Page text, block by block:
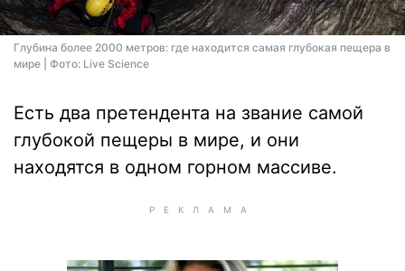
Глубина более 2000 метров: где находится самая глубокая пещера в
мире | Фото: Live Science
Есть два претендента на звание самой
глубокой пещеры в мире, и они
находятся в одном горном массиве.